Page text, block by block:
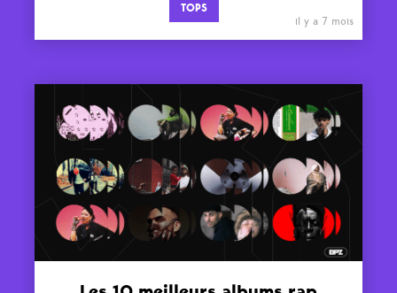
TOPS
il y a 7 mois